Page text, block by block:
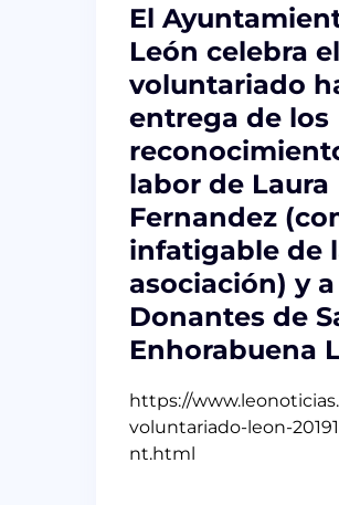
El
León celebra
voluntariado
entrega de los
labor de Laura
Fernandez
infatigable de
asociación) y a
Donantes de
Enhorabuena
https://
voluntariado-leon-
nt.html